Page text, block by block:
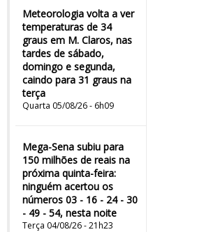
Meteorologia volta a ver
temperaturas de 34
graus em M. Claros, nas
tardes de sábado,
domingo e segunda,
caindo para 31 graus na
terça
Quarta 05/08/26 - 6h09
Mega-Sena subiu para
150 milhões de reais na
próxima quinta-feira:
ninguém acertou os
números 03 - 16 - 24 - 30
- 49 - 54, nesta noite
Terça 04/08/26 - 21h23